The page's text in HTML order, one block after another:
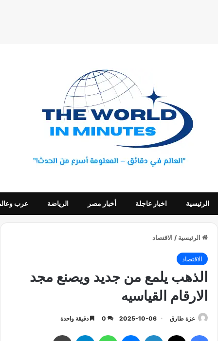
الرئيسية اخبار عاجلة أخبار مصر الرياضة عرب
الرئيسية / الاقتصاد
الاقتصاد
الذهب يلمع من جديد ويصنع مجد
الارقام القياسيه
عزة طارق 2025-10-06
0 دقيقة واحدة